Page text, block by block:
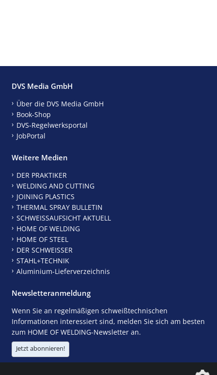
DVS Media GmbH
Über die DVS Media GmbH
Book-Shop
DVS-Regelwerksportal
JobPortal
Weitere Medien
DER PRAKTIKER
WELDING AND CUTTING
JOINING PLASTICS
THERMAL SPRAY BULLETIN
SCHWEISSAUFSICHT AKTUELL
HOME OF WELDING
HOME OF STEEL
DER SCHWEISSER
STAHL+TECHNIK
Aluminium-Lieferverzeichnis
Newsletteranmeldung
Wenn Sie an regelmäßigen schweißtechnischen
Informationen interessiert sind, melden Sie sich am besten
zum HOME OF WELDING-Newsletter an.
Jetzt abonnieren!